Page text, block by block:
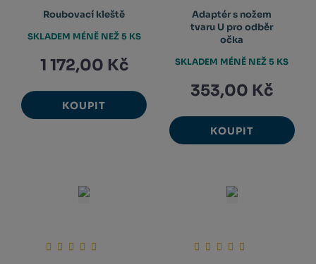
Roubovací kleště
1 172,00 Kč
KOUPIT
SKLADEM MÉNĚ NEŽ 5 KS
Adaptér s nožem
tvaru U pro odběr
očka
353,00 Kč
KOUPIT
SKLADEM MÉNĚ NEŽ 5 KS